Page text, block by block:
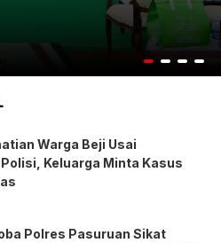
Keputusan Terbaik
Warga Beji Usai
Keluarga Minta Kasus
Polres Pasuruan Sikat